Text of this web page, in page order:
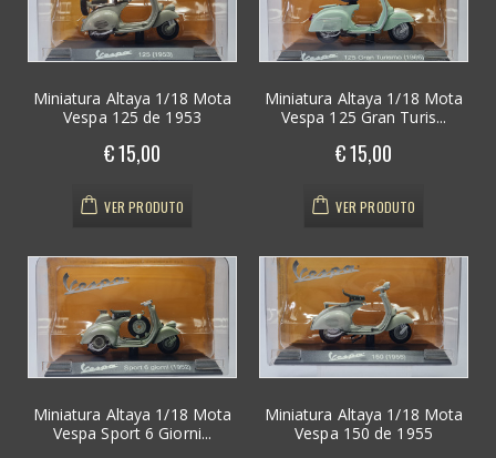
Miniatura Altaya 1/18 Mota
Vespa 125 de 1953
€ 15,00
VER PRODUTO
Miniatura Altaya 1/18 Mota
Vespa 125 Gran Turis...
€ 15,00
VER PRODUTO
Miniatura Altaya 1/18 Mota
Vespa Sport 6 Giorni...
Miniatura Altaya 1/18 Mota
Vespa 150 de 1955